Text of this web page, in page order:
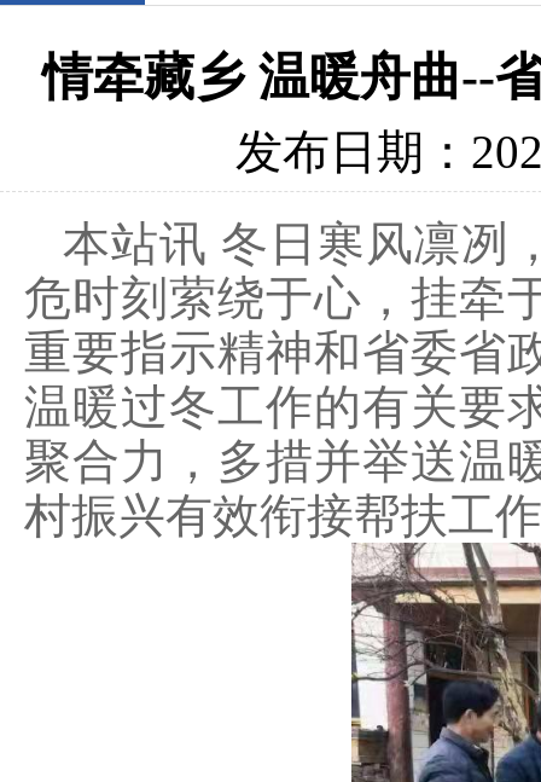
情牵藏乡 温暖舟曲--
发布日期：
本站讯 冬日寒风凛冽
危时刻萦绕于心，挂牵
重要指示精神和省委省
温暖过冬工作的有关要
聚合力，多措并举送温
村振兴有效衔接帮扶工